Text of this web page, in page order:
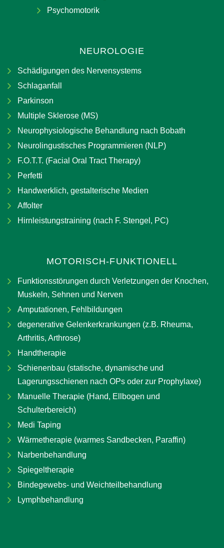
Psychomotorik
NEUROLOGIE
Schädigungen des Nervensystems
Schlaganfall
Parkinson
Multiple Sklerose (MS)
Neurophysiologische Behandlung nach Bobath
Neurolingustisches Programmieren (NLP)
F.O.T.T. (Facial Oral Tract Therapy)
Perfetti
Handwerklich, gestalterische Medien
Affolter
Hirnleistungstraining (nach F. Stengel, PC)
MOTORISCH-FUNKTIONELL
Funktionsstörungen durch Verletzungen der Knochen,
Muskeln, Sehnen und Nerven
Amputationen, Fehlbildungen
degenerative Gelenkerkrankungen (z.B. Rheuma,
Arthritis, Arthrose)
Handtherapie
Schienenbau (statische, dynamische und
Lagerungsschienen nach OPs oder zur Prophylaxe)
Manuelle Therapie (Hand, Ellbogen und
Schulterbereich)
Medi Taping
Wärmetherapie (warmes Sandbecken, Paraffin)
Narbenbehandlung
Spiegeltherapie
Bindegewebs- und Weichteilbehandlung
Lymphbehandlung